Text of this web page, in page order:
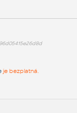
je bezplatná.